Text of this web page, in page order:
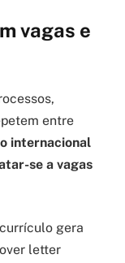
vagas e
entre
internacional
se a vagas
gera
letter